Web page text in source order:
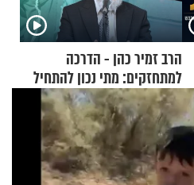
הרב זמיר כהן - הדרכה
למתחזקים: מתי נכון להתחיל
עם לבישת הציצית?